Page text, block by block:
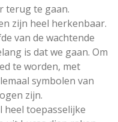
terug te gaan.
zijn heel herkenbaar.
van de wachtende
is dat we gaan. Om
te worden, met
symbolen van
zijn.
heel toepasselijke